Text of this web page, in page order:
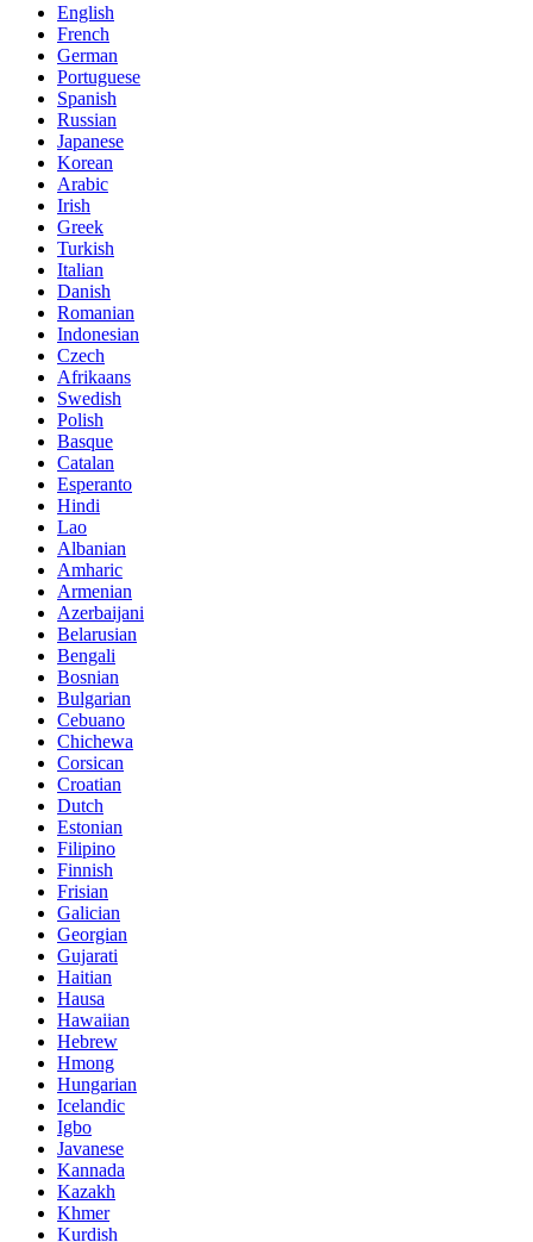
English
French
German
Portuguese
Spanish
Russian
Japanese
Korean
Arabic
Irish
Greek
Turkish
Italian
Danish
Romanian
Indonesian
Czech
Afrikaans
Swedish
Polish
Basque
Catalan
Esperanto
Hindi
Lao
Albanian
Amharic
Armenian
Azerbaijani
Belarusian
Bengali
Bosnian
Bulgarian
Cebuano
Chichewa
Corsican
Croatian
Dutch
Estonian
Filipino
Finnish
Frisian
Galician
Georgian
Gujarati
Haitian
Hausa
Hawaiian
Hebrew
Hmong
Hungarian
Icelandic
Igbo
Javanese
Kannada
Kazakh
Khmer
Kurdish